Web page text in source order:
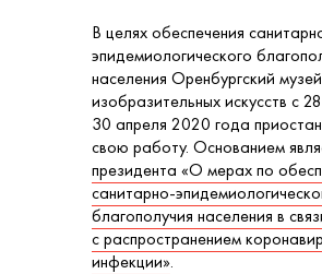
В целях обеспечения
эпидемиологического
населения Оренбургский музей
изобразительных искусств с
30 апреля 2020 года
свою работу. Основанием
президента «О мерах по
санитарно-
благополучия населения в
с распространением
инфекции».